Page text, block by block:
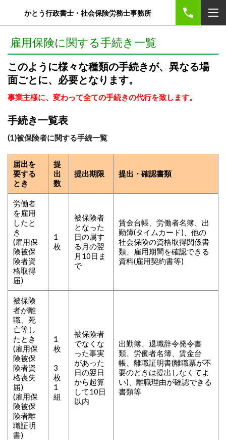
かとう行政書士・社会保険労務士事務所
雇用保険に関する手続き一覧
このように様々な種類の手続きが、異なる場
面ごとに、必要となります。
事業主様に、変わって全ての手続きの代行を致します。
手続き一覧表
(1)被保険者に関する手続一覧
届出を
要する
とき
提
出
数
提出期限 提出・確認書類
労働者
を雇用
したと
き
(雇用保
険被保
険者資
格取得
届)
1
枚
被保険者
となった
日の属す
る月の翌
月10日ま
で
賃金台帳、労働者名簿、出
勤簿(タイムカード)、他の
社会保険の資格取得関係書
類、雇用期間を確認できる
資料(雇用契約書等)
被保険
者が離
職、死
亡等し
たとき
(雇用保
険被保
険者資
格喪失
届)
(雇用保
険被保
険者離
職証明
書)
1
枚
3
枚
1
組
被保険者
でなくな
った事実
があった
日の翌日
から起算
して10日
以内
出勤簿、退職辞令発令書
類、労働者名簿、賃金台
帳、離職証明書(離職票が不
要のときは提出しなくてよ
い)、離職理由が確認できる
書類等